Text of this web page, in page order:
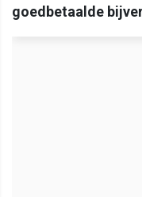
goedbetaalde